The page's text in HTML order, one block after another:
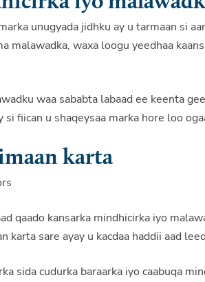
unugyada jidhku ay u tarmaan si
malawadka, waxa loogu yeedhaa
waa sababta labaad ee keenta
si fiican u shaqeysaa marka hore loo
karta
qaado kansarka mindhicirka iyo
karta sare ayay u kacdaa haddii aad
sida cudurka baraarka iyo caabuqa